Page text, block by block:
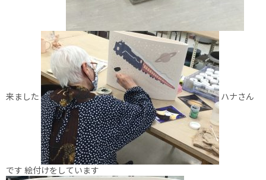
来ました ハナさん
です 絵付けをしています